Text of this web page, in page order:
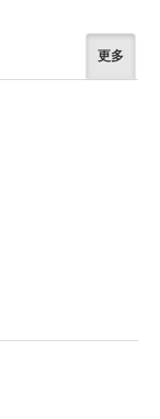
更多